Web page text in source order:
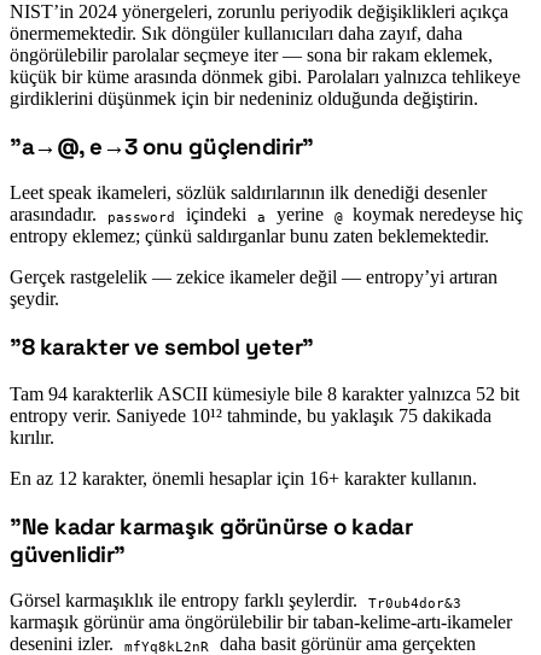
NIST’in 2024 yönergeleri, zorunlu periyodik değişiklikleri açıkça
önermemektedir. Sık döngüler kullanıcıları daha zayıf, daha
öngörülebilir parolalar seçmeye iter — sona bir rakam eklemek,
küçük bir küme arasında dönmek gibi. Parolaları yalnızca tehlikeye
girdiklerini düşünmek için bir nedeniniz olduğunda değiştirin.
#
”a→@, e→3 onu güçlendirir”
Leet speak ikameleri, sözlük saldırılarının ilk denediği desenler
arasındadır.
password içindeki a yerine @
koymak neredeyse hiç
entropy eklemez; çünkü saldırganlar bunu zaten beklemektedir.
Gerçek rastgelelik — zekice ikameler değil — entropy’yi artıran
şeydir.
#
”8 karakter ve sembol yeter”
Tam 94 karakterlik ASCII kümesiyle bile 8 karakter yalnızca 52 bit
entropy verir. Saniyede 10¹² tahminde, bu yaklaşık 75 dakikada
kırılır.
En az 12 karakter, önemli hesaplar için 16+ karakter kullanın.
”Ne kadar karmaşık görünürse o kadar
güvenlidir”
Görsel karmaşıklık ile entropy farklı şeylerdir. Tr0ub4dor&3
karmaşık görünür ama öngörülebilir bir taban-kelime-artı-ikameler
desenini izler.
mfYq8kL2nR daha basit görünür ama gerçekten